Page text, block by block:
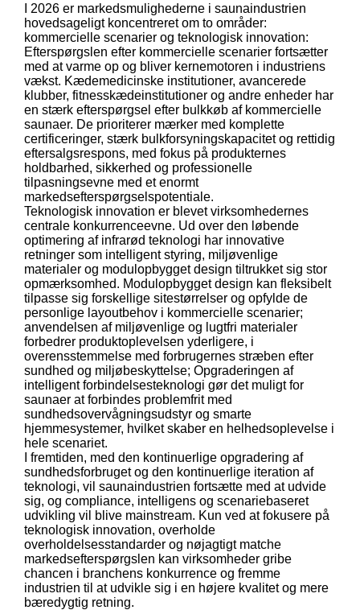
I 2026 er markedsmulighederne i saunaindustrien
hovedsageligt koncentreret om to områder:
kommercielle scenarier og teknologisk innovation:
Efterspørgslen efter kommercielle scenarier fortsætter
med at varme op og bliver kernemotoren i industriens
vækst. Kædemedicinske institutioner, avancerede
klubber, fitnesskædeinstitutioner og andre enheder har
en stærk efterspørgsel efter bulkkøb af kommercielle
saunaer. De prioriterer mærker med komplette
certificeringer, stærk bulkforsyningskapacitet og rettidig
eftersalgsrespons, med fokus på produkternes
holdbarhed, sikkerhed og professionelle
tilpasningsevne med et enormt
markedsefterspørgselspotentiale.
Teknologisk innovation er blevet virksomhedernes
centrale konkurrenceevne. Ud over den løbende
optimering af infrarød teknologi har innovative
retninger som intelligent styring, miljøvenlige
materialer og modulopbygget design tiltrukket sig stor
opmærksomhed. Modulopbygget design kan fleksibelt
tilpasse sig forskellige sitestørrelser og opfylde de
personlige layoutbehov i kommercielle scenarier;
anvendelsen af ​​miljøvenlige og lugtfri materialer
forbedrer produktoplevelsen yderligere, i
overensstemmelse med forbrugernes stræben efter
sundhed og miljøbeskyttelse; Opgraderingen af ​​
intelligent forbindelsesteknologi gør det muligt for
saunaer at forbindes problemfrit med
sundhedsovervågningsudstyr og smarte
hjemmesystemer, hvilket skaber en helhedsoplevelse i
hele scenariet.
I fremtiden, med den kontinuerlige opgradering af
sundhedsforbruget og den kontinuerlige iteration af
teknologi, vil saunaindustrien fortsætte med at udvide
sig, og compliance, intelligens og scenariebaseret
udvikling vil blive mainstream. Kun ved at fokusere på
teknologisk innovation, overholde
overholdelsesstandarder og nøjagtigt matche
markedsefterspørgslen kan virksomheder gribe
chancen i branchens konkurrence og fremme
industrien til at udvikle sig i en højere kvalitet og mere
bæredygtig retning.